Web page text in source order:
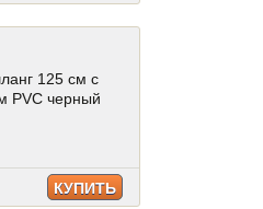
125 см с
PVC черный
КУПИТЬ